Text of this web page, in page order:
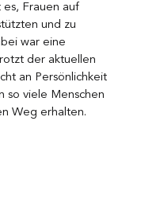
es, Frauen auf
und zu
war eine
der aktuellen
an Persönlichkeit
so viele Menschen
Weg erhalten.